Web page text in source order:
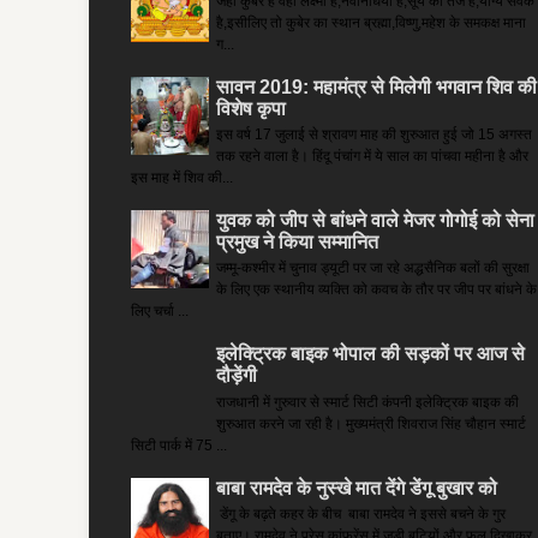
है,इसीलिए तो कुबेर का स्थान ब्रह्मा,विष्णु,महेश के समकक्ष माना
ग...
सावन 2019: महामंत्र से मिलेगी भगवान शिव की
विशेष कृपा
इस वर्ष 17 जुलाई से श्रावण माह की शुरुआत हुई जो 15 अगस्त
तक रहने वाला है। हिंदू पंचांग में ये साल का पांचवा महीना है और
इस माह में शिव की...
युवक को जीप से बांधने वाले मेजर गोगोई को सेना
प्रमुख ने किया सम्‍मानित
जम्मू-कश्मीर में चुनाव ड्यूटी पर जा रहे अद्धसैनिक बलों की सुरक्षा
के लिए एक स्थानीय व्यक्ति को कवच के तौर पर जीप पर बांधने के
लिए चर्चा ...
इलेक्ट्रिक बाइक भोपाल की सड़कों पर आज से
दौड़ेंगी
राजधानी में गुरुवार से स्मार्ट सिटी कंपनी इलेक्ट्रिक बाइक की
शुरुआत करने जा रही है। मुख्यमंत्री शिवराज सिंह चौहान स्मार्ट
सिटी पार्क में 75 ...
बाबा रामदेव के नुस्खे मात देंगे डेंगू बुखार को
डेंगू के बढ़ते कहर के बीच बाबा रामदेव ने इससे बचने के गुर